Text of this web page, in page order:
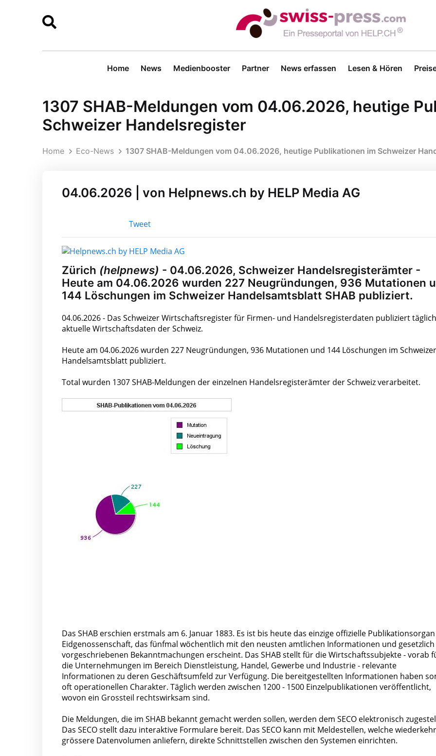
Home News Medienbooster Partner News erfassen Lesen & Hören
1307 SHAB-Meldungen vom 04.06.2026, heutige
Schweizer Handelsregister
Home Eco-News 1307 SHAB-Meldungen vom 04.06.2026, heutige Publikationen im Schweizer
04.06.2026 | von Helpnews.ch by HELP Media AG
Tweet
Zürich (helpnews) - 04.06.2026, Schweizer Handelsregisterämter -
Heute am 04.06.2026 wurden 227 Neugründungen, 936 Mutationen
144 Löschungen im Schweizer Handelsamtsblatt SHAB publiziert.
04.06.2026 - Das Schweizer Wirtschaftsregister für Firmen- und Handelsregisterdaten publiziert täglich
aktuelle Wirtschaftsdaten der Schweiz.
Heute am 04.06.2026 wurden 227 Neugründungen, 936 Mutationen und 144 Löschungen im Schweizer
Handelsamtsblatt publiziert.
Total wurden 1307 SHAB-Meldungen der einzelnen Handelsregisterämter der Schweiz verarbeitet.
Das SHAB erschien erstmals am 6. Januar 1883. Es ist bis heute das einzige offizielle
Eidgenossenschaft, das fünfmal wöchentlich mit den neusten amtlichen Informationen und gesetzlich
vorgeschriebenen Bekanntmachungen erscheint. Das SHAB stellt für die Wirtschaftssubjekte - vorab
die Unternehmungen im Bereich Dienstleistung, Handel, Gewerbe und Industrie - relevante
Informationen zu deren Geschäftsumfeld zur Verfügung. Die bereitgestellten Informationen haben
oft operationellen Charakter. Täglich werden zwischen 1200 - 1500 Einzelpublikationen veröffentlicht,
wovon ein Grossteil rechtswirksam sind.
Die Meldungen, die im SHAB bekannt gemacht werden sollen, werden dem SECO elektronisch
Das SECO stellt dazu interaktive Formulare bereit. Das SECO kann mit Meldestellen, welche
grössere Datenvolumen anliefern, direkte Schnittstellen zwischen den Systemen einrichten.